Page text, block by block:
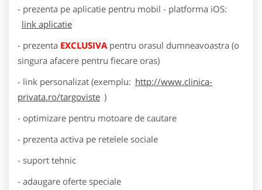
- prezenta pe aplicatie pentru mobil - platforma iOS:
link aplicatie
- prezenta EXCLUSIVA pentru orasul dumneavoastra (o
singura afacere pentru fiecare oras)
- link personalizat (exemplu: http://www.clinica-
privata.ro/targoviste )
- optimizare pentru motoare de cautare
- prezenta activa pe retelele sociale
- suport tehnic
- adaugare oferte speciale